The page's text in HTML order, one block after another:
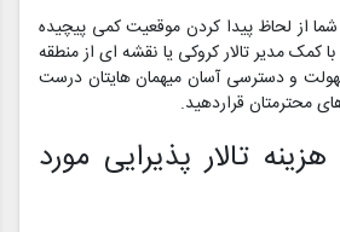
شما از لحاظ پیدا کردن موقعیت کمی پیچیده
مدیر تالار کروکی یا نقشه ای از منطقه
سهولت و دسترسی آسان میهمان هایتان درست
محترمتان قراردهید.
تالار پذیرایی مورد